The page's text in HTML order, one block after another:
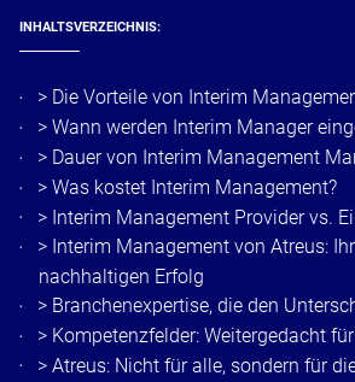
INHALTSVERZEICHNIS:
> Die Vorteile von Interim
> Wann werden Interim Manager
> Dauer von Interim Management
> Was kostet Interim Management?
> Interim Management Provider vs.
> Interim Management von Atreus:
nachhaltigen Erfolg
> Branchenexpertise, die den
> Kompetenzfelder: Weitergedacht
> Atreus: Nicht für alle, sondern für